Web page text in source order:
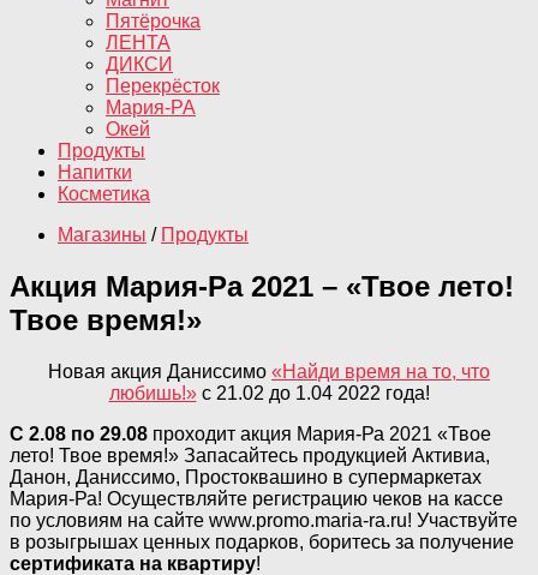
Пятёрочка
ЛЕНТА
ДИКСИ
Перекрёсток
Мария-РА
Окей
Продукты
Напитки
Косметика
Магазины / Продукты
Акция Мария-Ра 2021 – «Твое лето!
Твое время!»
Новая акция Даниссимо «Найди время на то, что
любишь!»с 21.02 до 1.04 2022 года!
С 2.08 по 29.08 проходит акция Мария-Ра 2021 «Твое
лето! Твое время!» Запасайтесь продукцией Активиа,
Данон, Даниссимо, Простоквашино в супермаркетах
Мария-Ра! Осуществляйте регистрацию чеков на кассе
по условиям на сайте www.promo.maria-ra.ru! Участвуйте
в розыгрышах ценных подарков, боритесь за получение
сертификата на квартиру!